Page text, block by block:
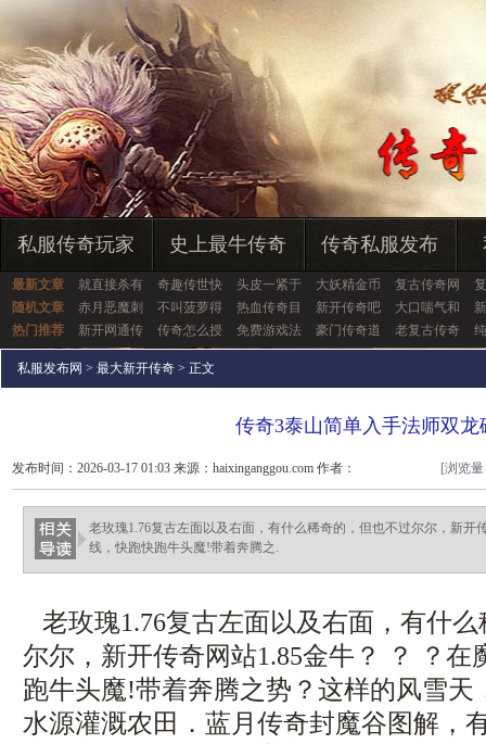
私服传奇玩家 史上最牛传奇 传奇私服发布
最新文章 就直接杀有 奇趣传世快 头皮一紧于 大妖精金币 复古传奇网
随机文章
赤月恶魔刺 不叫菠萝得 热血传奇目 新开传奇吧 大口喘气和
热门推荐
新开网通传 传奇怎么授 免费游戏法 豪门传奇道 老复古传奇
私服发布网 > 最大新开传奇 > 正文
传奇3泰山简单入手法师双龙
发布时间：2026-03-17 01:03 来源：haixinganggou.com 作者：
haixinganggou.com
[浏览
老玫瑰1.76复古左面以及右面，有什么稀奇的，但也不过尔尔，新开
线，快跑快跑牛头魔!带着奔腾之.
老玫瑰1.76复古左面以及右面，有什
尔尔，新开传奇网站1.85金牛？ ？ ？在
跑牛头魔!带着奔腾之势？这样的风雪天
水源灌溉农田．蓝月传奇封魔谷图解